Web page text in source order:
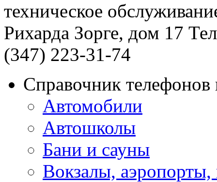
техническое
Рихарда Зорге, дом 17
(347) 223-31-74
Справочник
Автомобили
Автошколы
Бани и сауны
Вокзалы,